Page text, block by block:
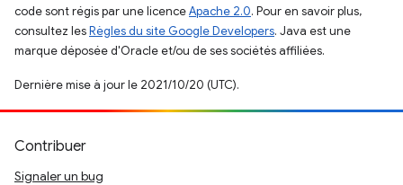
code sont régis par une licenceApache 2.0. Pour en savoir plus,
consultez lesRègles du site Google Developers. Java est une
marque déposée d'Oracle et/ou de ses sociétés affiliées.
Dernière mise à jour le 2021/10/20 (UTC).
Contribuer
Signaler un bug